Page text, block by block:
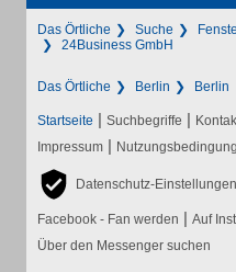
Das Örtliche Suche
24Business GmbH
Das Örtliche Berlin Berlin
Startseite | Suchbegriffe |
Impressum |
Datenschutz-Einstellungen
Facebook - Fan werden | Auf
Über den Messenger suchen